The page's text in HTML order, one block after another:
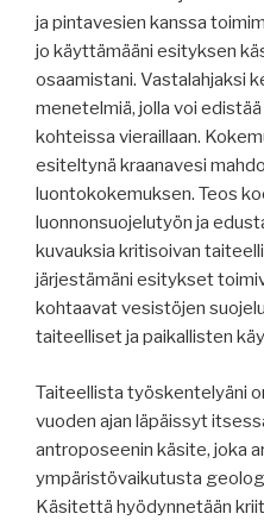
ja pintavesien kanssa
jo käyttämääni esityksen
osaamistani. Vastalahjaksi
menetelmiä, jolla voi
kohteissa vieraillaan.
esiteltynä kraanavesi
luontokokemuksen. Teos
luonnonsuojelutyön ja
kuvauksia kritisoivan
järjestämäni esitykset
kohtaavat vesistöjen
taiteelliset ja paikallisten
Taiteellista työskentelyäni
vuoden ajan läpäissyt
antroposeenin käsite, joka
ympäristövaikutusta
Käsitettä hyödynnetään